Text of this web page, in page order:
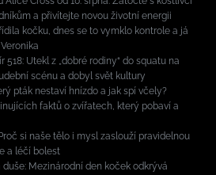
a přivítejte novou životní energii
kočku, dnes se to vymklo kontrole a já
518: Utekl z „dobré rodiny“ do squatu na
scénu a dobyl svět kultury
pták nestaví hnízdo a jak spí včely?
faktů o zvířatech, který pobaví a
si naše tělo i mysl zaslouží pravidelnou
a léčí bolest
Mezinárodní den koček odkrývá